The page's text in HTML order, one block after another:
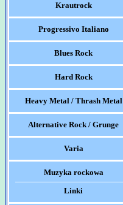
Krautrock
Progressivo Italiano
Blues Rock
Hard Rock
Heavy Metal / Thrash Metal
Alternative Rock / Grunge
Varia
Muzyka rockowa
Linki